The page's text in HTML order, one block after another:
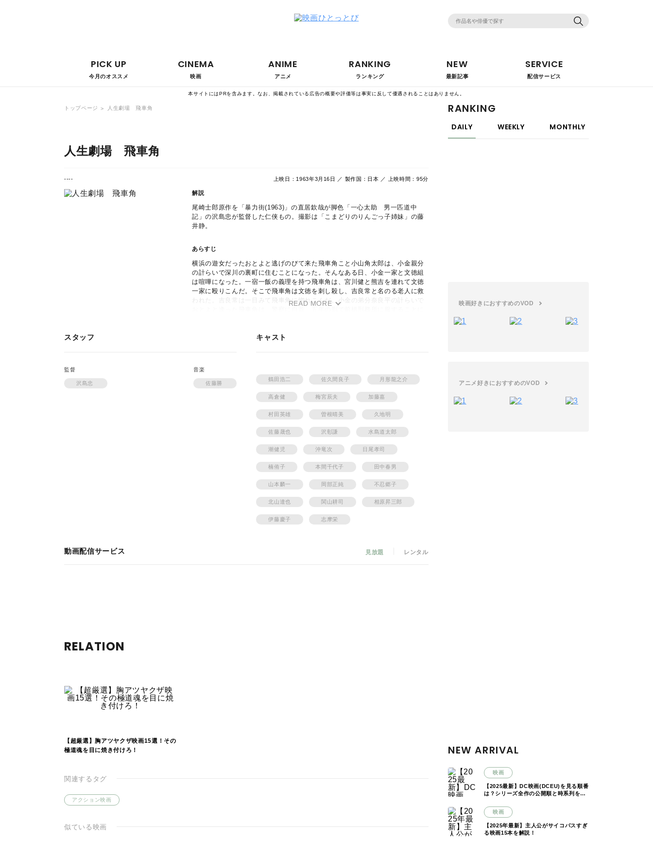
PICK UP
今月のオススメ
CINEMA
映画
ANIME
アニメ
RANKING
ランキング
NEW
最新記事
SERVICE
配信サービス
本サイトにはPRを含みます。なお、掲載されている広告の概要や評価等は事実に反して優遇されることはありません。
トップページ 人生劇場 飛車角
人生劇場 飛車角
---- 上映日：1963年3月16日 ／ 製作国：日本 ／ 上映時間：95分
解説
尾崎士郎原作を「暴力街(1963)」の直居欽哉が脚色「一心太助 男一匹道中
記」の沢島忠が監督した仁侠もの。撮影は「こまどりのりんごっ子姉妹」の藤
井静。
あらすじ
横浜の遊女だったおとよと逃げのびて来た飛車角こと小山角太郎は、小金親分
の計らいで深川の裏町に住むことになった。そんなある日、小金一家と文徳組
は喧嘩になった。一宿一飯の義理を持つ飛車角は、宮川健と熊吉を連れて文徳
一家に殴りこんだ。そこで飛車角は文徳を刺し殺し、吉良常と名のる老人に救
われた。吉良常は一目みて飛車角に惚れこんだ。小金の弟分奈良平の計らいで
は総てを察した。おとよは逃げた。そのおとよを宮川が救った。そこで二人は
つげた。飛車角は男らしくおとよをあきらめ、吉良常の勧めるまま吉良へ足を
運んだ。吉良で青成瓢吉と知り会った飛車角は、吉良で骨を埋めようと決心す
るのだった。吉良常が娘のように可愛がっている料理屋よしだやの娘お千代
も、そうした飛車角を慕うようになった。そうした飛車角のところに宮川とお
とよが詫びを入れに来た。飛車角はだまって二人を許してやるのだった。そし
浜勝と争うことになった。飛車角は単身浜勝おとずれ、仁吉まつりには指一本
なかった。そんなところへ熊吉がやって来た。男を立てようとした宮川が、小
のだ。飛車角はお千代の止めるのもきかず東京へ飛んだ。お千代の泣き声を背
る！」奈良常一家は沸いた。一家総動員で飛車角を待ちうけていた。これを知
角はずらりと並んだ刃の中へ飛びこんでいったのだった。
READ MORE
スタッフ
監督
沢島忠
音楽
佐藤勝
キャスト
鶴田浩二 佐久間良子 月形龍之介
高倉健 梅宮辰夫 加藤嘉
村田英雄 曽根晴美 久地明
佐藤晟也 沢彰謙 水島道太郎
潮健児 沖竜次 日尾孝司
楠侑子 本間千代子 田中春男
山本麟一 岡部正純 不忍郷子
北山達也 関山耕司 相原昇三郎
伊藤慶子 志摩栄
動画配信サービス 見放題 レンタル
RELATION
【超厳選】胸アツヤクザ映画15選！その
極道魂を目に焼き付けろ！
関連するタグ
アクション映画
似ている映画
RANKING
DAILY WEEKLY MONTHLY
映画好きにおすすめのVOD
アニメ好きにおすすめのVOD
NEW ARRIVAL
映画
【2025最新】DC映画(DCEU)を見る順番
は？シリーズ全作の公開順と時系列を解
映画
【2025年最新】主人公がサイコパスすぎ
る映画15本を解説！